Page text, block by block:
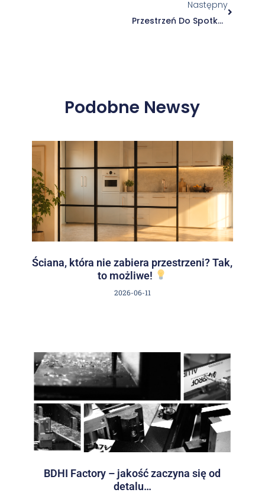
Następny
Przestrzeń Do Spotkań, Pracy, Wypoczynku – Pergole Od BDHI Factory
Podobne Newsy
Ściana, która nie zabiera przestrzeni? Tak,
to możliwe!
2026-06-11
BDHI Factory – jakość zaczyna się od
detalu…